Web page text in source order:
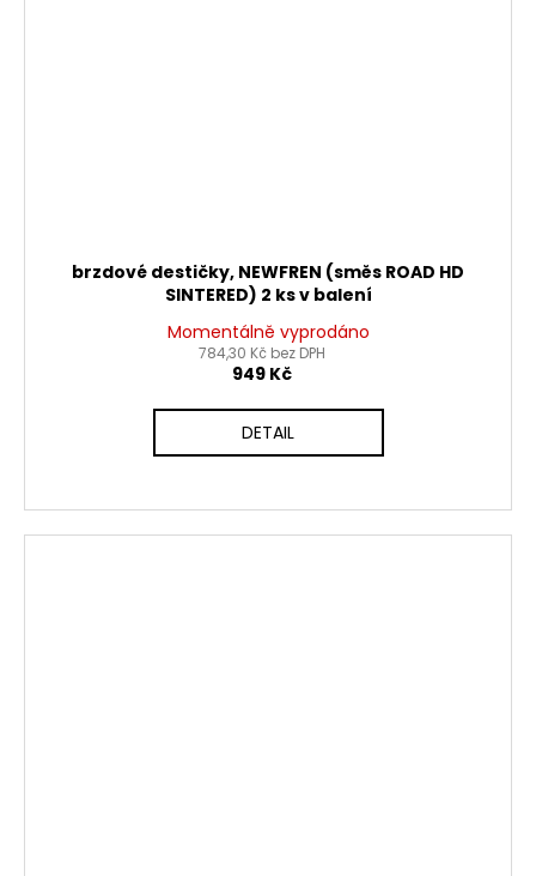
brzdové destičky, NEWFREN (směs ROAD HD
SINTERED) 2 ks v balení
Momentálně vyprodáno
784,30 Kč bez DPH
949 Kč
DETAIL